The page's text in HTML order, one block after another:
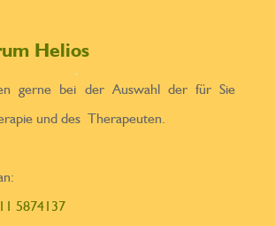
Helios
gerne bei der Auswahl der für Sie
und des Therapeuten.
5874137